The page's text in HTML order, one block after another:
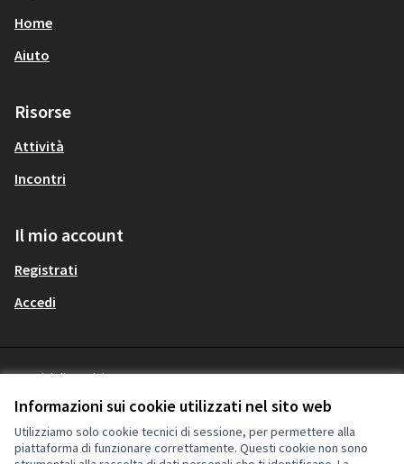
Informazioni sui cookie utilizzati nel sito web
Utilizziamo solo cookie tecnici di sessione, per permettere alla
piattaforma di funzionare correttamente. Questi cookie non sono
Home
Aiuto
Risorse
Attività
Incontri
Il mio account
Registrati
Accedi
Termini di servizio
Impostazioni dei cookie Choose languageScegli la lingua